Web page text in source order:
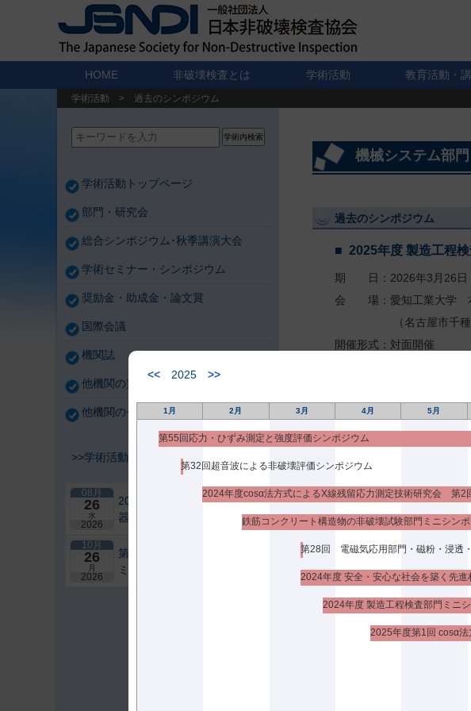
HOME 非破壊検査とは 学術活動 教育活動・
学術活動 > 過去のシンポジウム
<< 2025 >>
1月 2月 3月 4月 5月
第55回応力・ひずみ測定と強度評価シンポジウム
第32回超音波による非破壊評価シンポジウム
2024年度cosα法方式によるX線残留応力測定技術研究会 第2
2024年度 安全・安心な社会を築く先
2024年度 製造工程検査部門ミニ
2025年度第1回 cosα
学術内検索
学術活動トップページ
部門・研究会
総合シンポジウム･秋季講演大会
学術セミナー・シンポジウム
奨励金・助成金・論文賞
国際会議
機関誌
他機関の賞・助成・公募のご案内
他機関のセミナー等
>>学術活動カレンダー表示
08月
26
水
2026
2026年度第1回「2次元検出
器を用いた材料評価の実用化
10月
26
月
2026
第25回アコースティック・エ
ミッション総合コンファレン
機械システム部門
過去のシンポジウム
2025年度 製造工程
期 日：2026年3月26日
会 場：愛知工業大学 本
（名古屋市千種区
開催形式：対面開催
会 場：徳島大学 理工
（徳島県 徳島市 南常
開催形式：対面開催（状
プログラム
DIA2025(公益社団
公益社団法人 精密工学